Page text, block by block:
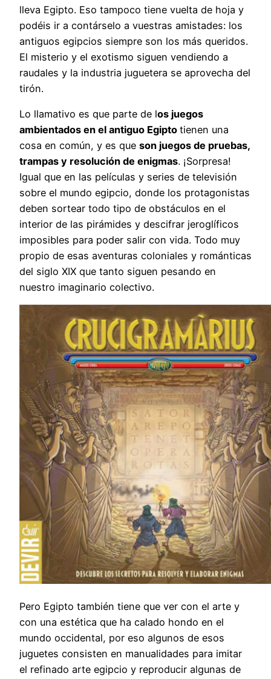
lleva Egipto. Eso tampoco tiene vuelta de hoja y
podéis ir a contárselo a vuestras amistades: los
antiguos egipcios siempre son los más queridos.
El misterio y el exotismo siguen vendiendo a
raudales y la industria juguetera se aprovecha del
tirón.
Lo llamativo es que parte de los juegos
ambientados en el antiguo Egipto tienen una
cosa en común, y es que son juegos de pruebas,
trampas y resolución de enigmas. ¡Sorpresa!
Igual que en las películas y series de televisión
sobre el mundo egipcio, donde los protagonistas
deben sortear todo tipo de obstáculos en el
interior de las pirámides y descifrar jeroglíficos
imposibles para poder salir con vida. Todo muy
propio de esas aventuras coloniales y románticas
del siglo XIX que tanto siguen pesando en
nuestro imaginario colectivo.
Pero Egipto también tiene que ver con el arte y
con una estética que ha calado hondo en el
mundo occidental, por eso algunos de esos
juguetes consisten en manualidades para imitar
el refinado arte egipcio y reproducir algunas de